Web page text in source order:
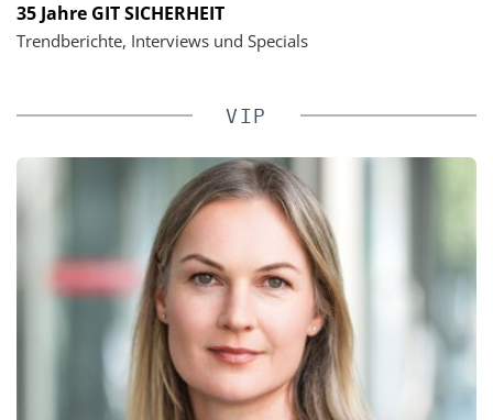
35 Jahre GIT SICHERHEIT
Trendberichte, Interviews und Specials
VIP